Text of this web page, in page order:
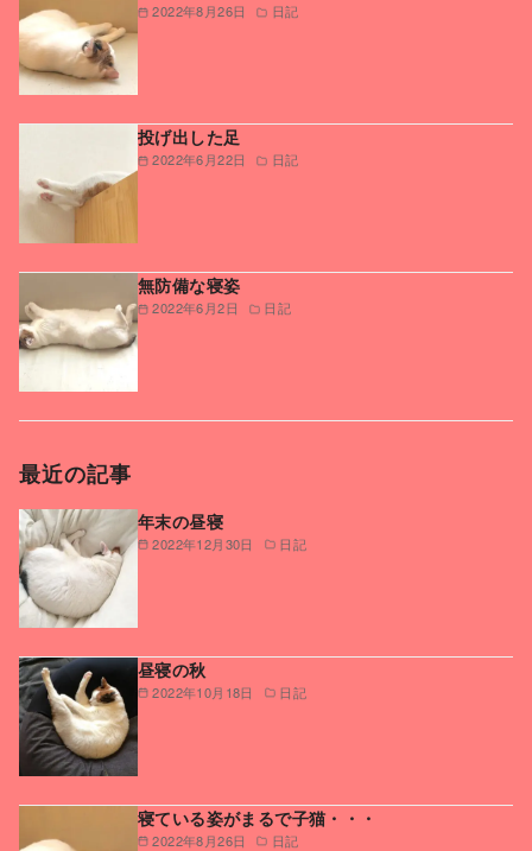
2022年8月26日 日記
2022年6月22日 日記
投げ出した足
2022年6月2日 日記
無防備な寝姿
最近の記事
2022年12月30日 日記
年末の昼寝
2022年10月18日 日記
昼寝の秋
2022年8月26日 日記
寝ている姿がまるで子猫・・・